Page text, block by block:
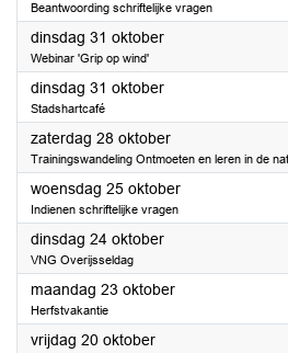
Beantwoording schriftelijke vragen
dinsdag 31 oktober2023
Webinar 'Grip op wind'
dinsdag 31 oktober2023
Stadshartcafé
zaterdag 28 oktober2023
Trainingswandeling Ontmoeten en leren in de
woensdag 25 oktober2023
Indienen schriftelijke vragen
dinsdag 24 oktober2023
VNG Overijsseldag
maandag 23 oktober2023
Herfstvakantie
vrijdag 20 oktober2023